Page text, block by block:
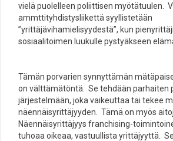
vielä puolelleen poliittisen myötätuulen.
ammttityhdistysliikettä syyllistetään
”yrittäjävihamielisyydestä”, kun
sosiaalitoimen luukulle pystyäkseen
Tämän porvarien synnyttämän
on välttämätöntä. Se tehdään parhaiten
järjestelmään, joka vaikeuttaa tai tekee
näennäisyrittäjyyden. Tämä on myös
Näennäisyrittäjyys franchising-
tuhoaa oikeaa, vastuullista yrittäjyyttä.